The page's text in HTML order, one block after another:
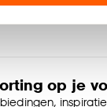
alles
door op
te weten is dat
op je